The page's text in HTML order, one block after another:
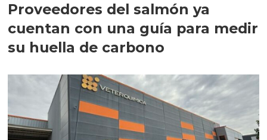
Proveedores del salmón ya
cuentan con una guía para medir
su huella de carbono